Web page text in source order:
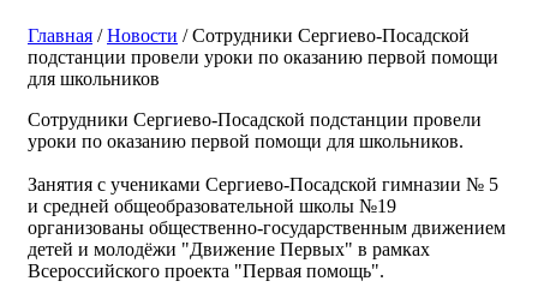
Главная /Новости / Сотрудники Сергиево-Посадской
подстанции провели уроки по оказанию первой помощи
для школьников
Сотрудники Сергиево-Посадской подстанции провели
уроки по оказанию первой помощи для школьников.
Занятия с учениками Сергиево-Посадской гимназии № 5
и средней общеобразовательной школы №19
организованы общественно-государственным движением
детей и молодёжи "Движение Первых" в рамках
Всероссийского проекта "Первая помощь".